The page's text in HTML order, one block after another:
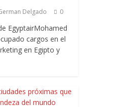
Delgado 0
EgyptairMohamed
cargos en el
en Egipto y